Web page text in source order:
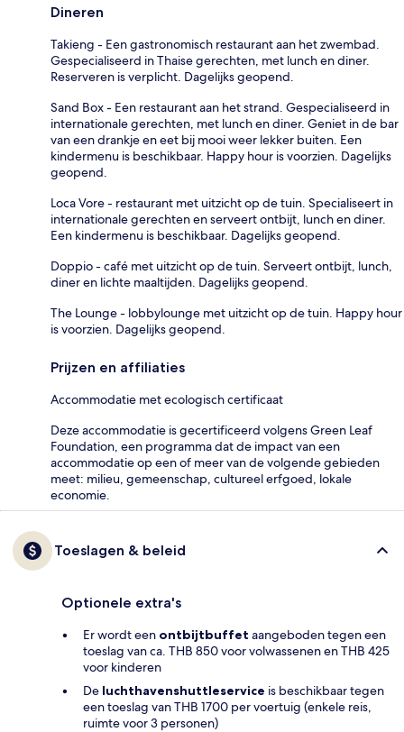
Dineren
Takieng - Een gastronomisch restaurant aan het zwembad.
Gespecialiseerd in Thaise gerechten, met lunch en diner.
Reserveren is verplicht. Dagelijks geopend.
Sand Box - Een restaurant aan het strand. Gespecialiseerd in
internationale gerechten, met lunch en diner. Geniet in de bar
van een drankje en eet bij mooi weer lekker buiten. Een
kindermenu is beschikbaar. Happy hour is voorzien. Dagelijks
geopend.
Loca Vore - restaurant met uitzicht op de tuin. Specialiseert in
internationale gerechten en serveert ontbijt, lunch en diner.
Een kindermenu is beschikbaar. Dagelijks geopend.
Doppio - café met uitzicht op de tuin. Serveert ontbijt, lunch,
diner en lichte maaltijden. Dagelijks geopend.
The Lounge - lobbylounge met uitzicht op de tuin. Happy hour
is voorzien. Dagelijks geopend.
Prijzen en affiliaties
Accommodatie met ecologisch certificaat
Deze accommodatie is gecertificeerd volgens Green Leaf
Foundation, een programma dat de impact van een
accommodatie op een of meer van de volgende gebieden
meet: milieu, gemeenschap, cultureel erfgoed, lokale
economie.
Toeslagen & beleid
Optionele extra's
Er wordt een ontbijtbuffet aangeboden tegen een
toeslag van ca. THB 850 voor volwassenen en THB 425
voor kinderen
De luchthavenshuttleservice is beschikbaar tegen
een toeslag van THB 1700 per voertuig (enkele reis,
ruimte voor 3 personen)